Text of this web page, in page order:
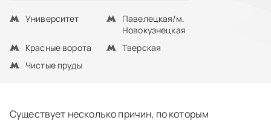
Университет
Красные ворота
Чистые пруды
Павелецкая/м.
Новокузнецкая
Тверская
Существует несколько причин, по которым